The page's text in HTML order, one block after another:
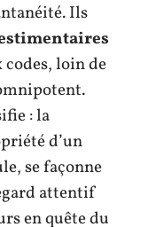
Ils
loin de
: la
d’un
se façonne
attentif
en quête du